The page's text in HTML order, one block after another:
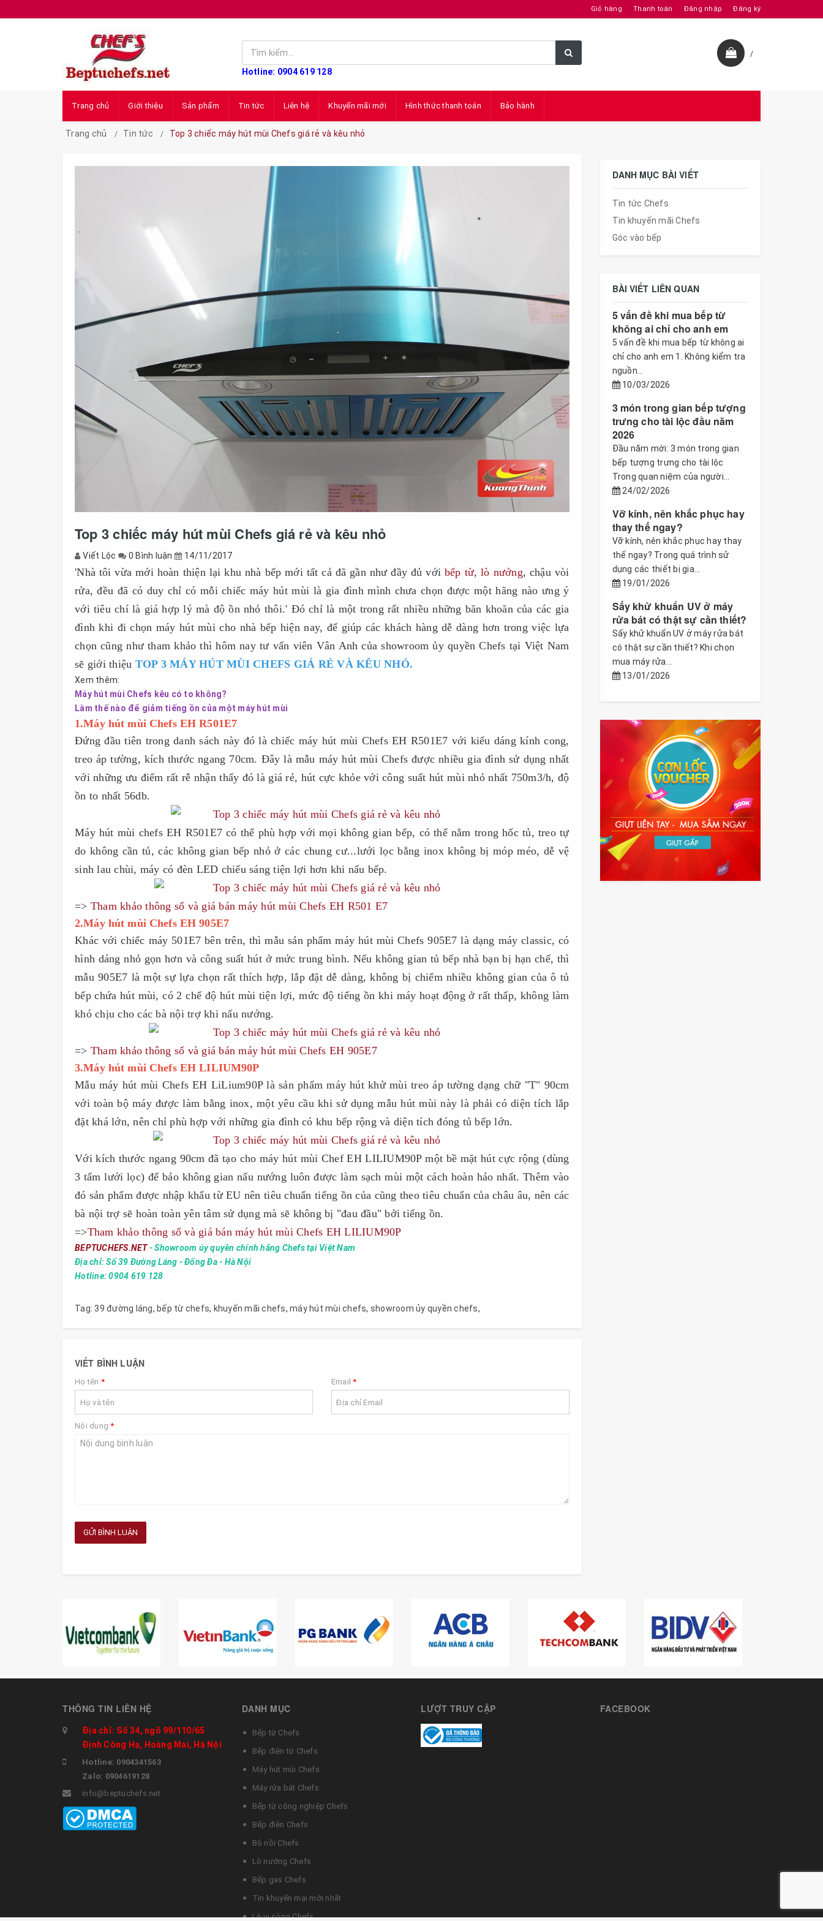
Giỏ hàng Thanh toán Đăng nhập Đăng ký
Hotline: 0904 619 128
/
Trang chủ Giới thiệu Sản phẩm Tin tức Liên hệ Khuyến mãi mới Hình thức thanh toán Bảo hành
Trang chủ Tin tức Top 3 chiếc máy hút mùi Chefs giá rẻ và kêu nhỏ
Top 3 chiếc máy hút mùi Chefs giá rẻ và kêu nhỏ
Viết Lộc 0 Bình luận 14/11/2017
'Nhà tôi vừa mới hoàn thiện lại khu nhà bếp mới tất cả đã gần như đầy đủ với bếp từ,lò nướng, chậu vòi
rửa, đều đã có duy chỉ có mỗi chiếc máy hút mùi là gia đình mình chưa chọn được một hãng nào ưng ý
với tiêu chí là giá hợp lý mà độ ồn nhỏ thôi.' Đó chỉ là một trong rất nhiều những băn khoăn của các gia
đình khi đi chọn máy hút mùi cho nhà bếp hiện nay, để giúp các khách hàng dễ dàng hơn trong việc lựa
chọn cũng như tham khảo thì hôm nay tư vấn viên Vân Anh của showroom ủy quyền Chefs tại Việt Nam
sẽ giới thiệu TOP 3 MÁY HÚT MÙI CHEFS GIÁ RẺ VÀ KÊU NHỎ.
Xem thêm:
Máy hút mùi Chefs kêu có to không?
Làm thế nào để giảm tiếng ồn của một máy hút mùi
1.Máy hút mùi Chefs EH R501E7
Đứng đầu tiên trong danh sách này đó là chiếc máy hút mùi Chefs EH R501E7 với kiểu dáng kính cong,
treo áp tường, kích thước ngang 70cm. Đây là mẫu máy hút mùi Chefs được nhiều gia đình sử dụng nhất
với những ưu điểm rất rễ nhận thấy đó là giá rẻ, hút cực khỏe với công suất hút mùi nhỏ nhất 750m3/h, độ
ồn to nhất 56db.
Máy hút mùi chefs EH R501E7 có thể phù hợp với mọi không gian bếp, có thể nằm trong hốc tủ, treo tự
do không cần tủ, các không gian bếp nhỏ ở các chung cư...lưới lọc bằng inox không bị móp méo, dễ vệ
sinh lau chùi, máy có đèn LED chiếu sáng tiện lợi hơn khi nấu bếp.
=> Tham khảo thông số và giá bán máy hút mùi Chefs EH R501 E7
2.Máy hút mùi Chefs EH 905E7
Khác với chiếc máy 501E7 bên trên, thì mẫu sản phẩm máy hút mùi Chefs 905E7 là dạng máy classic, có
hình dáng nhỏ gọn hơn và công suất hút ở mức trung bình. Nếu không gian tủ bếp nhà bạn bị hạn chế, thì
mẫu 905E7 là một sự lựa chọn rất thích hợp, lắp đặt dễ dàng, không bị chiếm nhiều không gian của ô tủ
bếp chứa hút mùi, có 2 chế độ hút mùi tiện lợi, mức độ tiếng ồn khi máy hoạt động ở rất thấp, không làm
khó chịu cho các bà nội trợ khi nấu nướng.
=> Tham khảo thông số và giá bán máy hút mùi Chefs EH 905E7
3.Máy hút mùi Chefs EH LILIUM90P
Mẫu máy hút mùi Chefs EH LiLium90P là sản phẩm máy hút khử mùi treo áp tường dạng chữ "T" 90cm
với toàn bộ máy được làm bằng inox, một yêu cầu khi sử dụng mẫu hút mùi này là phải có diện tích lắp
đặt khá lớn, nên chỉ phù hợp với những gia đình có khu bếp rộng và diện tích đóng tủ bếp lớn.
Với kích thước ngang 90cm đã tạo cho máy hút mùi Chef EH LILIUM90P một bề mặt hút cực rộng (dùng
3 tấm lưới lọc) để bảo không gian nấu nướng luôn được làm sạch mùi một cách hoàn hảo nhất. Thêm vào
đó sản phẩm được nhập khẩu từ EU nên tiêu chuẩn tiếng ồn của cũng theo tiêu chuẩn của châu âu, nên các
bà nội trợ sẽ hoàn toàn yên tâm sử dụng mà sẽ không bị "đau đầu" bởi tiếng ồn.
=>Tham khảo thông số và giá bán máy hút mùi Chefs EH LILIUM90P
BEPTUCHEFS.NET - Showroom úy quyền chính hãng Chefs tại Việt Nam
Địa chỉ: Số 39 Đường Láng - Đống Đa - Hà Nội
Hotline: 0904 619 128
Tag: 39 đường láng, bếp từ chefs, khuyến mãi chefs, máy hút mùi chefs, showroom ủy quyền chefs,
VIẾT BÌNH LUẬN
Họ tên * Email*
Nội dung*
GỬI BÌNH LUẬN
DANH MỤC BÀI VIẾT
Tin tức Chefs
Tin khuyến mãi Chefs
Góc vào bếp
BÀI VIẾT LIÊN QUAN
5 vấn đề khi mua bếp từ
không ai chỉ cho anh em
5 vấn đề khi mua bếp từ không ai
chỉ cho anh em 1. Không kiểm tra
nguồn...
10/03/2026
3 món trong gian bếp tượng
trưng cho tài lộc đầu năm
2026
Đầu năm mới: 3 món trong gian
bếp tượng trưng cho tài lộc
Trong quan niệm của người...
24/02/2026
Vỡ kính, nên khắc phục hay
thay thế ngay?
Vỡ kính, nên khắc phục hay thay
thế ngay? Trong quá trình sử
dụng các thiết bị gia...
19/01/2026
Sấy khử khuẩn UV ở máy
rửa bát có thật sự cần thiết?
Sấy khử khuẩn UV ở máy rửa bát
có thật sự cần thiết? Khi chọn
mua máy rửa...
13/01/2026
THÔNG TIN LIÊN HỆ
Địa chỉ: Số 34, ngõ 99/110/65
Định Công Hạ, Hoàng Mai, Hà Nội
Hotline: 0904341563
Zalo: 0904619128
info@beptuchefs.net
DANH MỤC
Bếp từ Chefs
Bếp điện từ Chefs
Máy hút mùi Chefs
Máy rửa bát Chefs
Bếp từ công nghiệp Chefs
Bếp điện Chefs
Bộ nồi Chefs
Lò nướng Chefs
Bếp gas Chefs
Tin khuyến mại mới nhất
Lò vi sóng Chefs
LƯỢT TRUY CẬP FACEBOOK